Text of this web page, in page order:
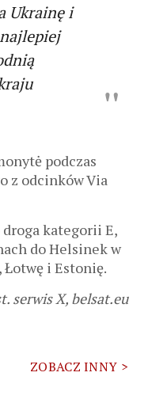
Ukrainę i
podczas
z odcinków Via
kategorii E,
do Helsinek w
i Estonię.
serwis X, belsat.eu
ZOBACZ INNY >